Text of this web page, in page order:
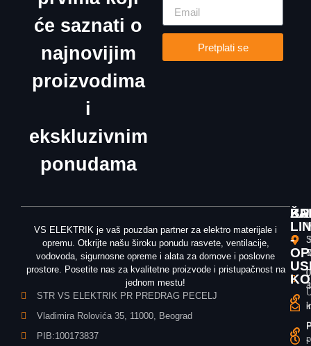
će saznati o
najnovijim
proizvodima
i
ekskluzivnim
ponudama
Pretplati se
VS ELEKTRIK je vaš pouzdan partner za elektro materijale i
opremu. Otkrijte našu široku ponudu rasvete, ventilacije,
vodovoda, sigurnosne opreme i alata za domove i poslovne
prostore. Posetite nas za kvalitetne proizvode i pristupačnost na
jednom mestu!
STR VS ELEKTRIK PR PREDRAG PECELJ
Vladimira Rolovića 35, 11000, Beograd
PIB:100173837
-
-
-